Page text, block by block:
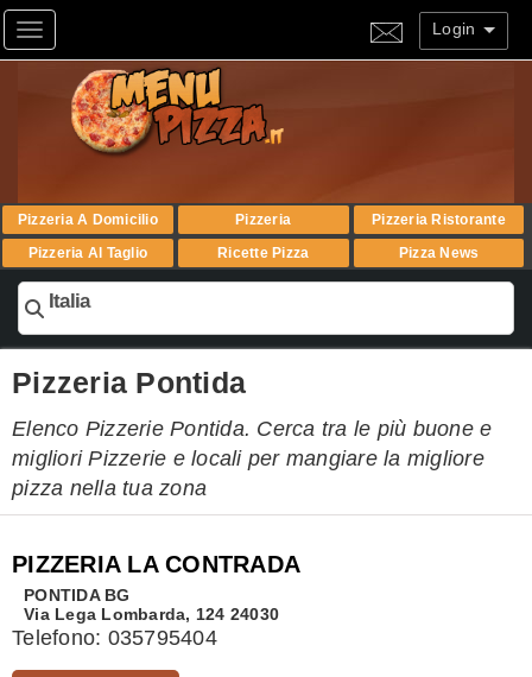
Toggle navigation Login
Pizzeria A Domicilio Pizzeria
Pizzeria Ristorante
Pizzeria Al Taglio
Ricette Pizza Pizza News
Italia
Pizzeria Pontida
Elenco Pizzerie Pontida. Cerca tra le più buone e
migliori Pizzerie e locali per mangiare la migliore
pizza nella tua zona
PIZZERIA LA CONTRADA
PONTIDA BG
Via Lega Lombarda, 124 24030
Telefono: 035795404